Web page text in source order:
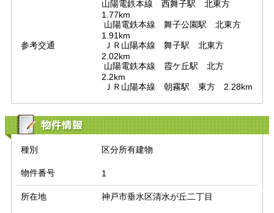
参考交通
山陽電鉄本線　西舞子駅　北東方
1.77km
1.91km
2.02km
2.2km
ＪＲ山陽本線　朝霧駅　東方　2.28km
物件情報
種別 区分所有建物
物件番号 1
所在地 神戸市垂水区清水が丘二丁目